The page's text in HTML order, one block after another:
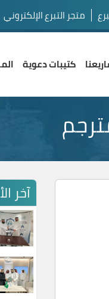
متجر التبرع الإلكتروني
كتيبات دعوية
آخر